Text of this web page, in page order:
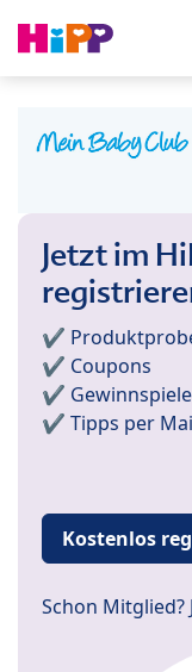
Jetzt im
✔️
✔️ Coupons
✔️ Gewinnspiele
✔️ Tipps per
Kostenlos
Schon Mitglied?